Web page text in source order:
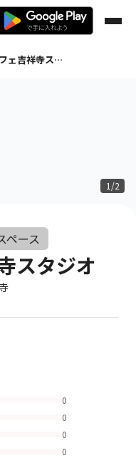
勉強カフェ吉祥寺スタジオ
1/2
ペース
スタジオ
0
0
0
0